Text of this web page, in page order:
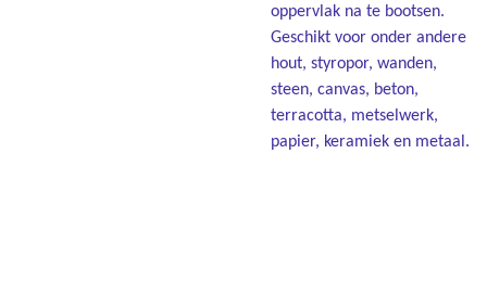
oppervlak na te bootsen.
Geschikt voor onder andere
hout, styropor, wanden,
steen, canvas, beton,
terracotta, metselwerk,
papier, keramiek en metaal.